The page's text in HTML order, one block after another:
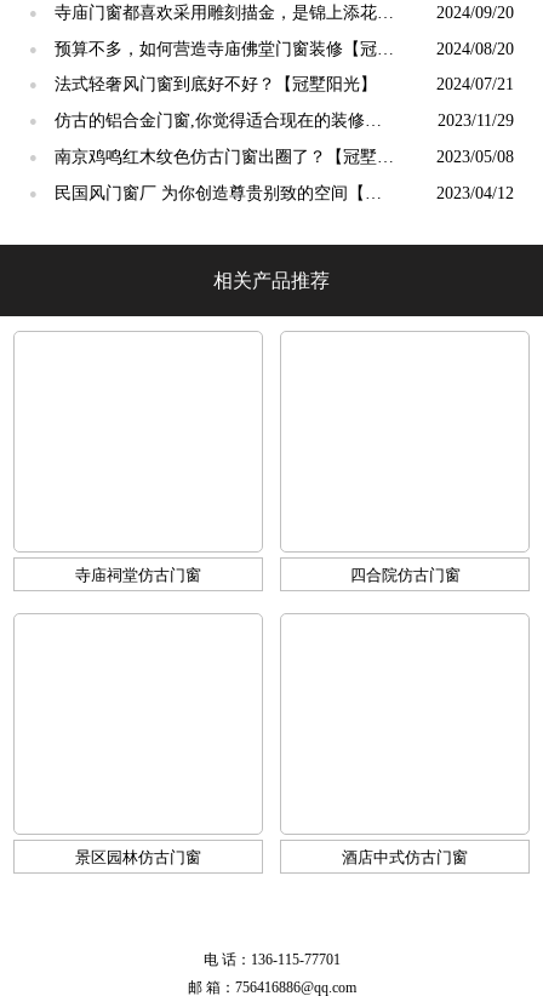
阳光】
●
寺庙门窗都喜欢采用雕刻描金，是锦上添花
吗？【冠墅阳光】
2024/09/20
●
预算不多，如何营造寺庙佛堂门窗装修【冠墅
阳光】
2024/08/20
● 法式轻奢风门窗到底好不好？【冠墅阳光】 2024/07/21
●
仿古的铝合金门窗,你觉得适合现在的装修吗?
【冠墅阳光】
2023/11/29
●
南京鸡鸣红木纹色仿古门窗出圈了？【冠墅阳
光】
2023/05/08
●
民国风门窗厂 为你创造尊贵别致的空间【冠
2023/04/12
相关产品推荐
寺庙祠堂仿古门窗 四合院仿古门窗
景区园林仿古门窗 酒店中式仿古门窗
电 话：136-115-77701
邮 箱：756416886@qq.com